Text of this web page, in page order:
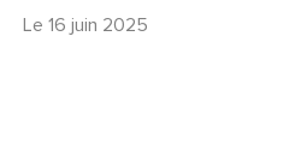
Le 16 juin 2025